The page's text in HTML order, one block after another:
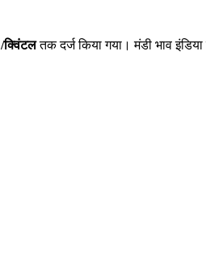
/क्विंटलतक दर्ज किया गया। मंडी भाव